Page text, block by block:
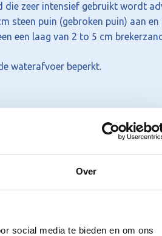
Over
social media te bieden en om ons
zeer intensief gebruikt wordt
steen puin (gebroken puin) aan
een laag van 2 to 5 cm
waterafvoer beperkt.
water goed wordt afgevoerd. Bij
Het kunstgras kan daarom in
is op een balkon zijn hiervoor
per m³. Het kunstgras kan daar